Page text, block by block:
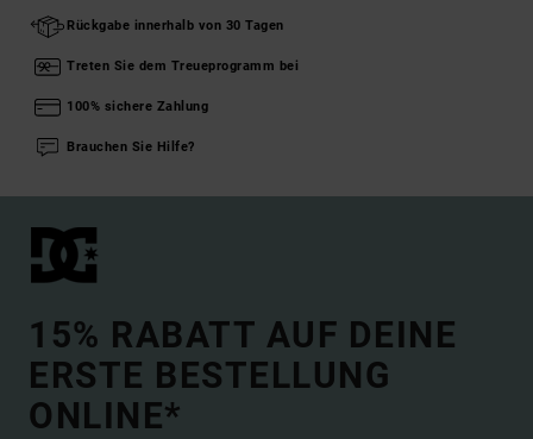
Rückgabe innerhalb von 30 Tagen
Treten Sie dem Treueprogramm bei
100% sichere Zahlung
Brauchen Sie Hilfe?
15% RABATT AUF DEINE
ERSTE BESTELLUNG
ONLINE*